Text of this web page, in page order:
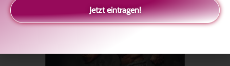
Jetzt eintragen!